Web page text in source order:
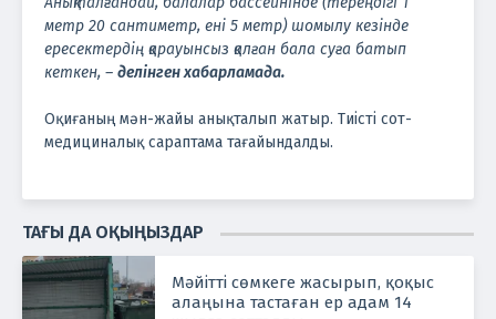
метр 20 сантиметр, ені 5 метр) шомылу кезінде
ересектердің қарауынсыз қалған бала суға батып
кеткен, – делінген хабарламада.
Оқиғаның мән-жайы анықталып жатыр. Тиісті сот-
медициналық сараптама тағайындалды.
ТАҒЫ ДА ОҚЫҢЫЗДАР
Мәйітті сөмкеге жасырып, қоқыс
алаңына тастаған ер адам 14